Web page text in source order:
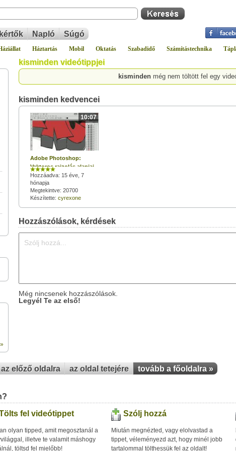
Napló Súgó
Háztartás Mobil Oktatás Szabadidő Számítástechnika
kisminden videótippjei
kismindenmég nem töltött fel egy
kisminden kedvencei
Adobe Photoshop:
Vektoros rajzolás alapjai
10:07
Hozzáadva: 15 éve, 7
hónapja
Megtekintve: 20700
Készítette: cyrexone
Hozzászólások, kérdések
Még nincsenek hozzászólások.
Legyél Te az első!
előző oldalra az oldal tetejére tovább a főoldalra »
fel videótippet
olyan tipped, amit megosztanál a
illetve te valamit máshogy
töltsd fel mielőbb!
Szólj hozzá
Miután megnézted, vagy elolvastad a
tippet, véleményezd azt, hogy minél jobb
tartalommal tölthessük fel az oldalt!